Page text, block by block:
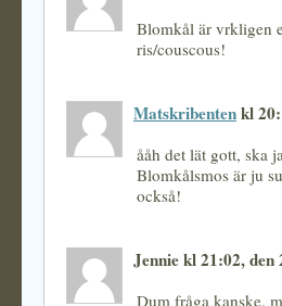
Blomkål är vrkligen
ris/couscous!
Matskribentenkl
ååh det lät gott, ska
Blomkålsmos är ju
också!
Jennie kl 21:02, den
Dum fråga kanske,